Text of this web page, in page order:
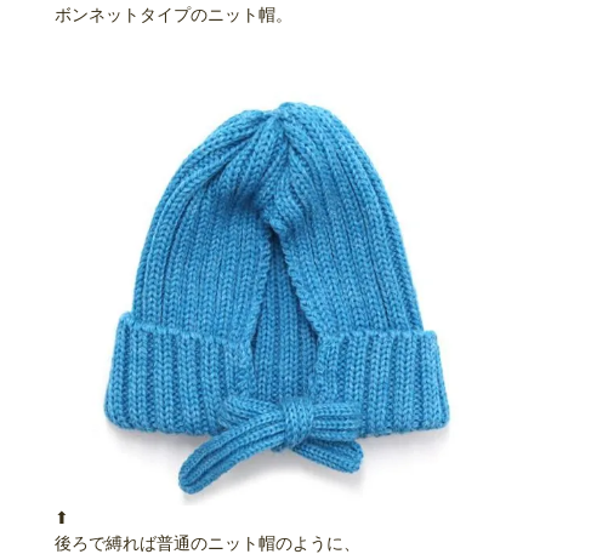
ボンネットタイプのニット帽。
⬆︎
後ろで縛れば普通のニット帽のように、